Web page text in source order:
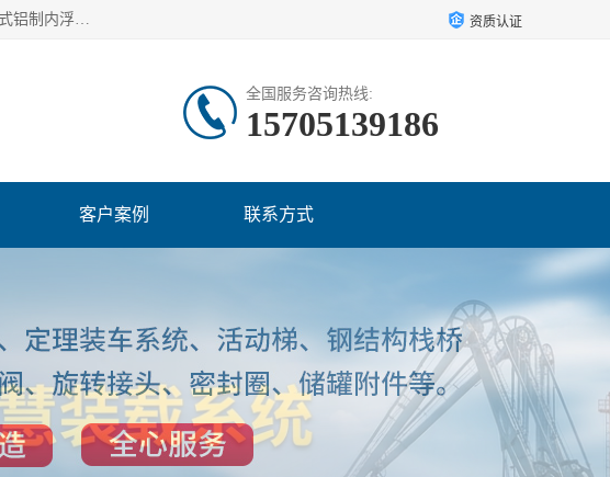
连云港爱德石化机械有限公司主要产品有：鹤管、旋转接头、密封圈、输油臂、储运定量装车系统及油气回收，组装式铝制内浮盘及油罐附件、钢结构栈桥/平台、活动梯、紧急脱离拉断阀等。完备的制造和检测手段以及高素质的员工确保了产品的质量。 资质认证
全国服务咨询热线:
15705139186
客户案例 联系方式